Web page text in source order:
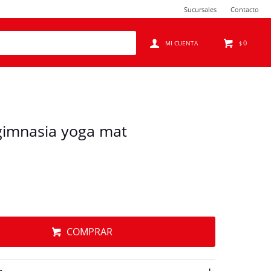
$0
Sucursales Contacto
yoga mat
COMPRAR